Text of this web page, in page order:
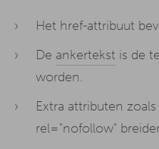
Het href-attribuut
De ankertekst is de
worden.
Extra attributen
rel="nofollow"